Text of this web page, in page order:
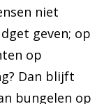
niet
geven; op
op
Dan blijft
bungelen op